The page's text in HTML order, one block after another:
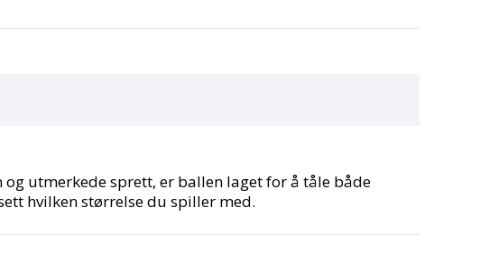
utmerkede sprett, er ballen laget for å tåle både
hvilken størrelse du spiller med.